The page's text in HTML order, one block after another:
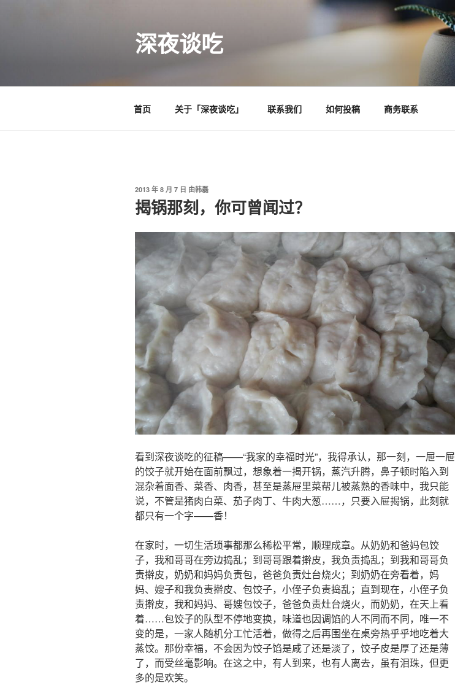
深夜谈吃
首页 关于「深夜谈吃」 联系我们 如何投稿 商务联系
发
布
于
2013 年 8 月 7 日 由韩磊
揭锅那刻，你可曾闻过？
看到深夜谈吃的征稿——“我家的幸福时光”，我得承认，那一刻，一屉一屉
的饺子就开始在面前飘过，想象着一揭开锅，蒸汽升腾，鼻子顿时陷入到
混杂着面香、菜香、肉香，甚至是蒸屉里菜帮儿被蒸熟的香味中，我只能
说，不管是猪肉白菜、茄子肉丁、牛肉大葱……，只要入屉揭锅，此刻就
都只有一个字——香！
在家时，一切生活琐事都那么稀松平常，顺理成章。从奶奶和爸妈包饺
子，我和哥哥在旁边捣乱；到哥哥跟着擀皮，我负责捣乱；到我和哥哥负
责擀皮，奶奶和妈妈负责包，爸爸负责灶台烧火；到奶奶在旁看着，妈
妈、嫂子和我负责擀皮、包饺子，小侄子负责捣乱；直到现在，小侄子负
责擀皮，我和妈妈、哥嫂包饺子，爸爸负责灶台烧火，而奶奶，在天上看
着……包饺子的队型不停地变换，味道也因调馅的人不同而不同，唯一不
变的是，一家人随机分工忙活着，做得之后再围坐在桌旁热乎乎地吃着大
蒸饺。那份幸福，不会因为饺子馅是咸了还是淡了，饺子皮是厚了还是薄
了，而受丝毫影响。在这之中，有人到来，也有人离去，虽有泪珠，但更
多的是欢笑。